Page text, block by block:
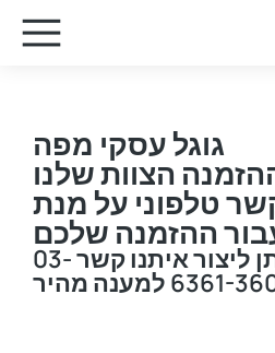
גוגל עסקי מפה
הצוות שלנו
טלפוני על מנת
ההזמנה שלכם
לכל שאלה ניתן ליצור איתנו קשר 03-
360 למענה מהיר